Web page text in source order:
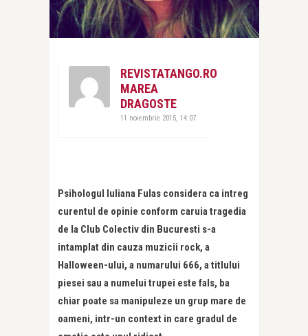
REVISTATANGO.RO
MAREA
DRAGOSTE
11 noiembrie 2015, 14:07
Psihologul Iuliana Fulas considera ca intreg
curentul de opinie conform caruia tragedia
de la Club Colectiv din Bucuresti s-a
intamplat din cauza muzicii rock, a
Halloween-ului, a numarului 666, a titlului
piesei sau a numelui trupei este fals, ba
chiar poate sa manipuleze un grup mare de
oameni, intr-un context in care gradul de